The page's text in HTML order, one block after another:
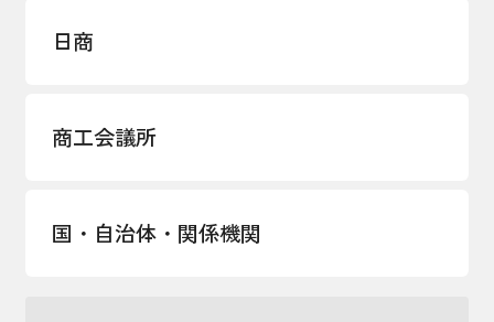
日商
商工会議所
国・自治体・関係機関